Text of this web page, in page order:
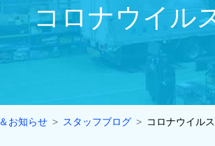
コロナウイル
お知らせ スタッフブログ コロナウイル